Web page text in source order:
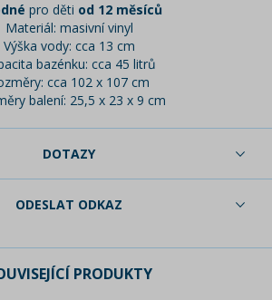
pro děti od 12 měsíců
Materiál: masivní vinyl
Výška vody: cca 13 cm
bazénku: cca 45 litrů
cca 102 x 107 cm
balení: 25,5 x 23 x 9 cm
DOTAZY
ODESLAT ODKAZ
PRODUKTY